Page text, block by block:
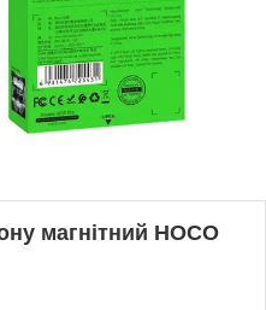
магнітний HOCO